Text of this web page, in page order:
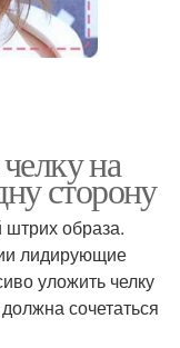
на
сторону
образа.
лидирующие
уложить челку
сочетаться